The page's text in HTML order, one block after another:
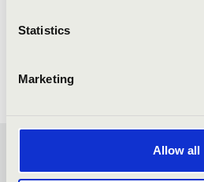
Statistics
Marketing
Allow all
SZIVÁRVÁNY